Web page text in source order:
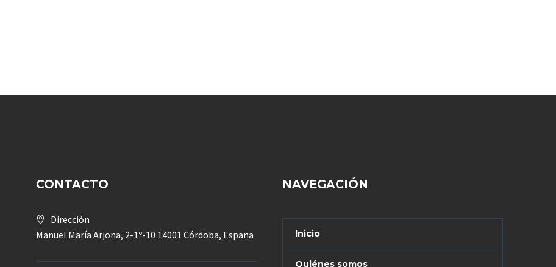
CONTACTO
Dirección
Manuel María Arjona, 2-1º-10 14001 Córdoba, España
NAVEGACIÓN
Inicio
Quiénes somos